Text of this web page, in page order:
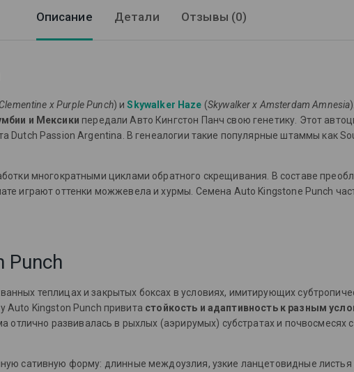
Описание Детали Отзывы (0)
Clementine x Purple Punch) иSkywalker Haze (Skywalker x Amsterdam Amnesia
и Мексики передали Авто Кингстон Панч свою генетику. Этот
Passion Argentina. В генеалогии такие популярные штаммы как
многократными циклами обратного скрещивания. В составе
играют оттенки можжевела и хурмы. Семена Auto Kingstone Punch
Punch
теплицах и закрытых боксах в условиях, имитирующих
Auto Kingston Punch привита стойкость и адаптивность к разным
отлично развивалась в рыхлых (аэрирумых) субстратах и
сативную форму: длинные междоузлия, узкие ланцетовидные листья